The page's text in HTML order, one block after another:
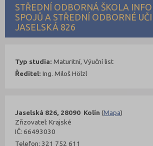
STŘEDNÍ ODBORNÁ ŠKOLA
SPOJŮ A STŘEDNÍ ODBORNÉ
JASELSKÁ 826
Jaselská 826, 28090 Kolín (Mapa)
Zřizovatel: Krajské
IČ: 66493030
Telefon: 321 752 611
Typ studia: Maturitní, Výuční list
Ředitel: Ing. Miloš Hölzl